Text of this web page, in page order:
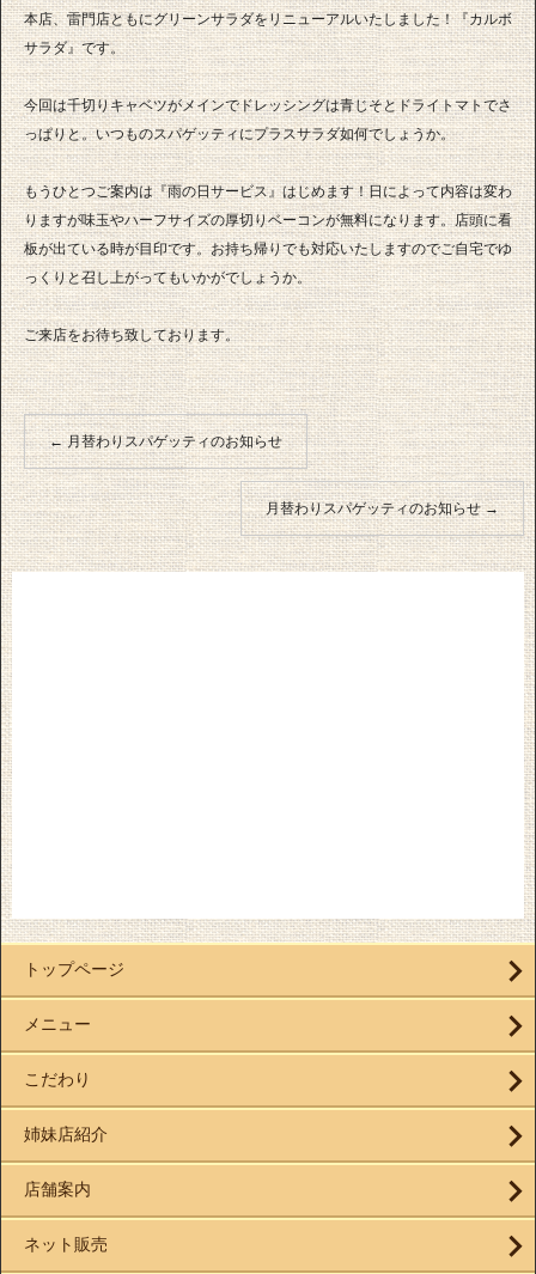
本店、雷門店ともにグリーンサラダをリニューアルいたしました！『カルボ
サラダ』です。
今回は千切りキャベツがメインでドレッシングは青じそとドライトマトでさ
っぱりと。いつものスパゲッティにプラスサラダ如何でしょうか。
もうひとつご案内は『雨の日サービス』はじめます！日によって内容は変わ
りますが味玉やハーフサイズの厚切りベーコンが無料になります。店頭に看
板が出ている時が目印です。お持ち帰りでも対応いたしますのでご自宅でゆ
っくりと召し上がってもいかがでしょうか。
ご来店をお待ち致しております。
←月替わりスパゲッティのお知らせ
月替わりスパゲッティのお知らせ→
トップページ
メニュー
こだわり
姉妹店紹介
店舗案内
ネット販売